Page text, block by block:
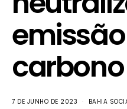
carbono
7 DE JUNHO DE 2023 BAHIA